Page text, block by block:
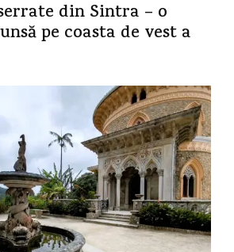
din Sintra – o
pe coasta de vest a